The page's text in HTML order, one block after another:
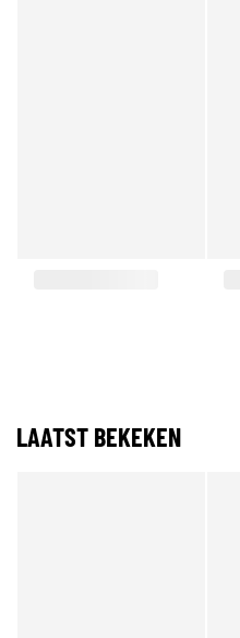
LAATST BEKEKEN